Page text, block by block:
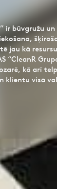
ir būvgružu
jau kā
“CleanR
kā arī
klientu visā